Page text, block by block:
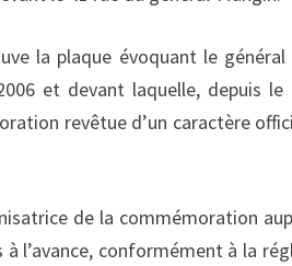
D
S
A
M
U
G
la plaque évoquant le général
et devant laquelle, depuis le
revêtue d’un caractère
de la commémoration
l’avance, conformément à la